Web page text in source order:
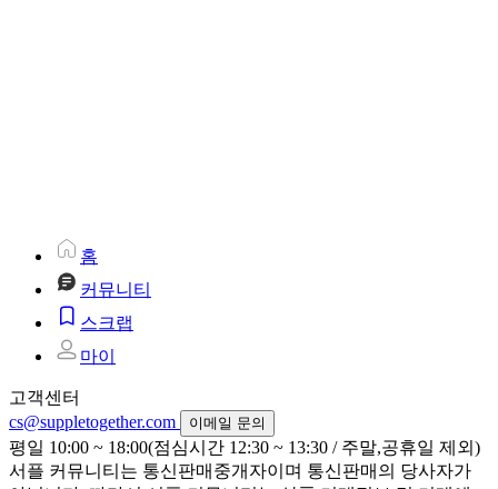
홈
커뮤니티
스크랩
마이
고객센터
cs@suppletogether.com
이메일 문의
평일 10:00 ~ 18:00(점심시간 12:30 ~ 13:30 / 주말,공휴일 제외)
서플 커뮤니티는 통신판매중개자이며 통신판매의 당사자가